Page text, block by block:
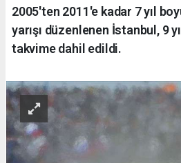
2005'ten 2011'e kadar 7 yıl
yarışı düzenlenen İstanbul, 9
takvime dahil edildi.